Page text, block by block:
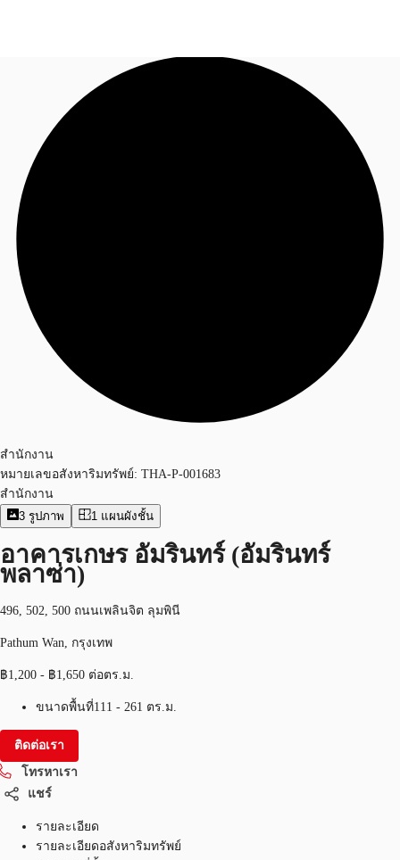
พื้นที่สำนักงาน
เฟล็กสเปซ
+6626246471
สำนักงาน
หมายเลขอสังหาริมทรัพย์: THA-P-001683
สำนักงาน
3 รูปภาพ 1 แผนผังชั้น
อาคารเกษร อัมรินทร์ (อัมรินทร์
พลาซ่า)
496, 502, 500 ถนนเพลินจิต ลุมพินี
Pathum Wan, กรุงเทพ
฿1,200 - ฿1,650 ต่อตร.ม.
ขนาดพื้นที่111 - 261 ตร.ม.
ติดต่อเรา
โทรหาเรา
แชร์
รายละเอียด
รายละเอียดอสังหาริมทรัพย์